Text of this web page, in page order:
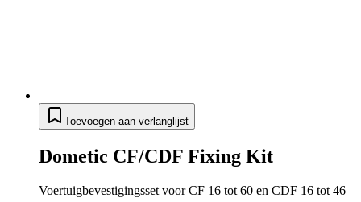
Toevoegen aan verlanglijst
Dometic CF/CDF Fixing Kit
Voertuigbevestigingsset voor CF 16 tot 60 en CDF 16 tot 46